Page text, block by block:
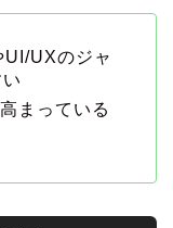
UXのジャ
まっている